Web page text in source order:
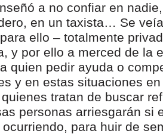
a no confiar en
en un taxista… Se
ello – totalmente
y por ello a merced de la
quien pedir ayuda o
y en estas situaciones
tratan de buscar
personas arriesgarán si
para huir de